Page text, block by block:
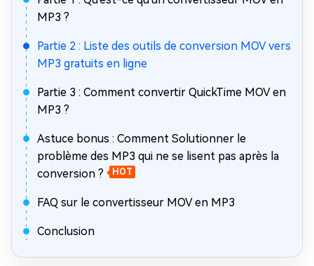
MP3 ?
Partie 2 : Liste des outils de conversion MOV vers
MP3 gratuits en ligne
Partie 3 : Comment convertir QuickTime MOV en
MP3 ?
Astuce bonus : Comment Solutionner le
problème des MP3 qui ne se lisent pas après la
conversion ?
HOT
FAQ sur le convertisseur MOV en MP3
Conclusion